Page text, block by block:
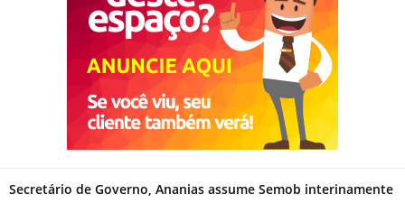
Secretário de Governo, Ananias assume Semob interinamente